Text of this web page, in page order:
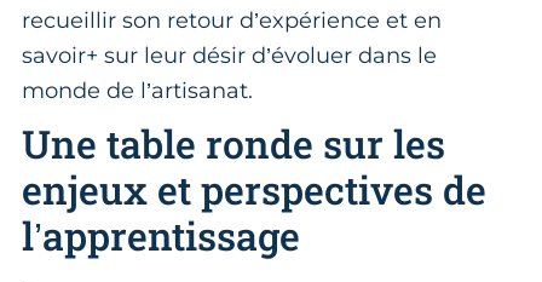
recueillir son retour d’expérience et en
savoir+ sur leur désir d’évoluer dans le
monde de l’artisanat.
Une table ronde sur les
enjeux et perspectives de
l’apprentissage